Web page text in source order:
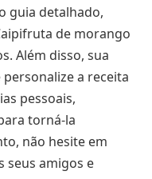
guia detalhado,
de morango
Além disso, sua
a receita
pessoais,
torná-la
não hesite em
seus amigos e